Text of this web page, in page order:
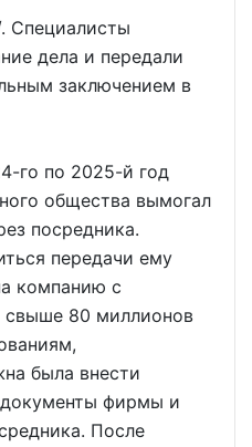
Специалисты
дела и передали
заключением в
го по 2025-й год
общества вымогал
посредника.
передачи ему
компанию с
80 миллионов
была внести
фирмы и
После